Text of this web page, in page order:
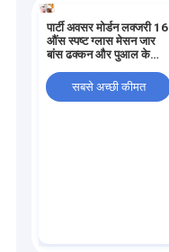
पार्टी अवसर मोर्डन लक्जरी 16
औंस स्पष्ट ग्लास मेसन जार
बांस ढक्कन और पुआल के
सबसे अच्छी कीमत